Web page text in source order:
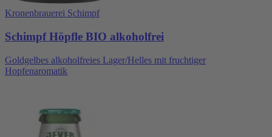
Kronenbrauerei Schimpf
Schimpf Höpfle BIO alkoholfrei
Goldgelbes alkoholfreies Lager/Helles mit fruchtiger
Hopfenaromatik